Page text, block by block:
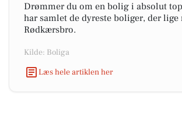
Drømmer du om en bolig i absolut
har samlet de dyreste boliger, der
Rødkærsbro.
Kilde: Boliga
Læs hele artiklen her